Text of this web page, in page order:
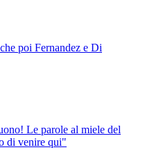
poi Fernandez e Di
Le parole al miele del
di venire qui"